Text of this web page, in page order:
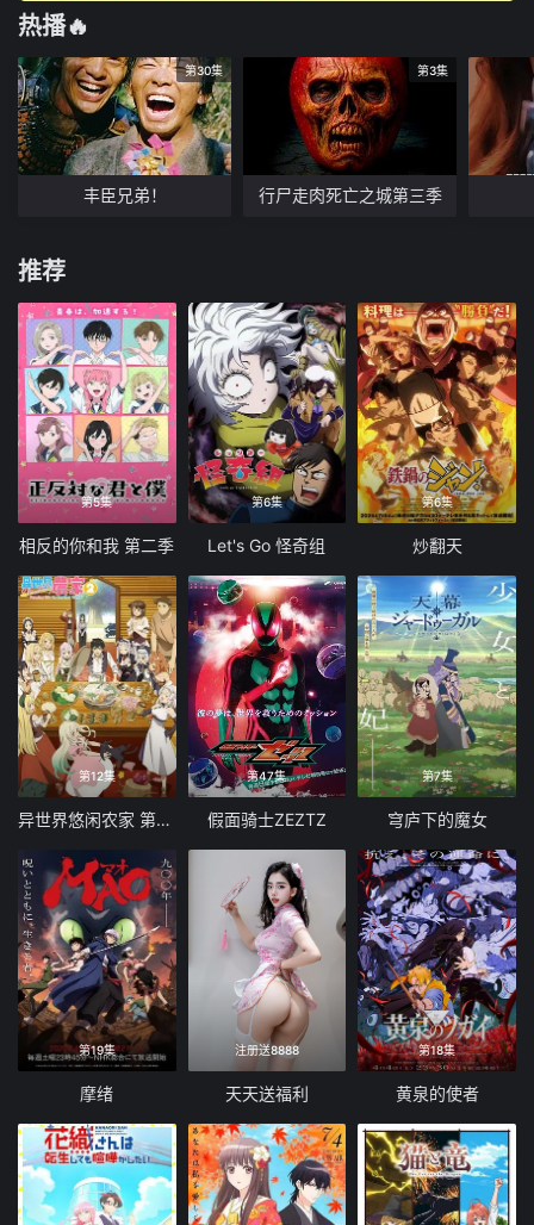
热播🔥
第30集
丰臣兄弟！
第3集
行尸走肉死亡之城第三季
推荐
第5集
相反的你和我 第二季
第6集
Let's Go 怪奇组
第6集
炒翻天
第12集
异世界悠闲农家 第二季
第47集
假面骑士ZEZTZ
第7集
穹庐下的魔女
第19集
摩绪
注册送8888
天天送福利
第18集
黄泉的使者